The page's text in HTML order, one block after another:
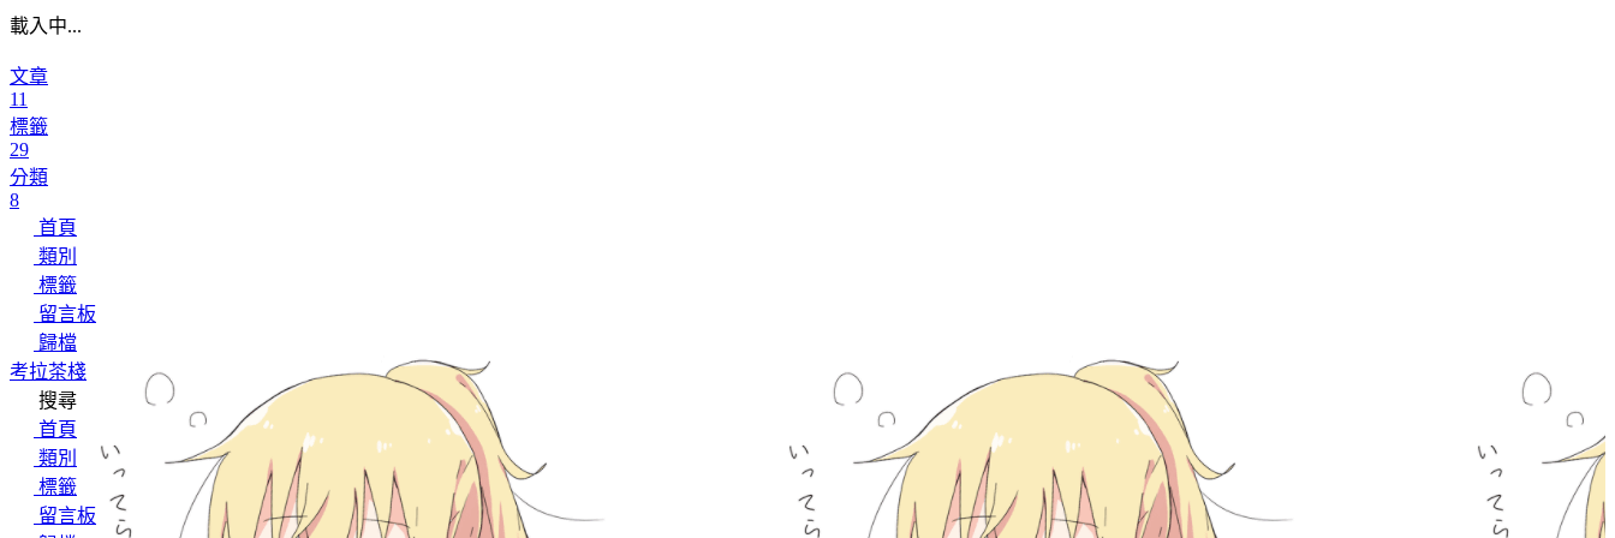
載入中...
文章
11
標籤
29
分類
8
首頁
類別
標籤
留言板
歸檔
考拉茶棧
搜尋
首頁
類別
標籤
留言板